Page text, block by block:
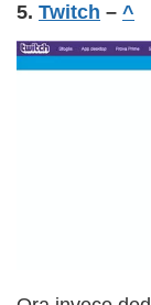
5. Twitch – ^